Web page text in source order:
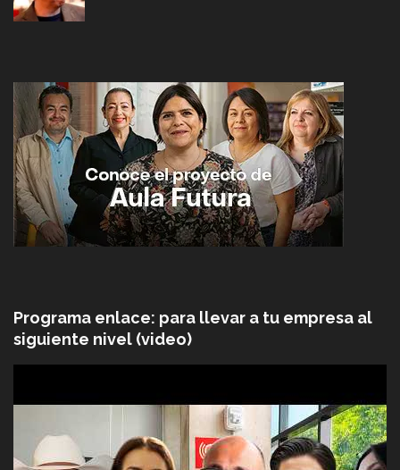
Programa enlace: para llevar a tu empresa al
siguiente nivel (video)